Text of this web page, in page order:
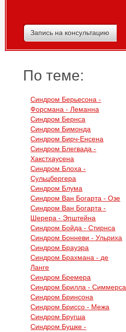
Запись на консультацию
По теме:
Синдром Берьесона -
Форсмана - Леманна
Синдром Бернса
Синдром Бимонда
Синдром Бирч-Енсена
Синдром Блегвада -
Хакстхаусена
Синдром Блоха -
Сульцбергера
Синдром Блума
Синдром Ван Богарта - Озе
Синдром Ван Богарта -
Шерера - Эпштейна
Синдром Бойда - Стирнса
Синдром Бонневи - Ульриха
Синдром Брауэра
Синдром Брахмана - де
Ланге
Синдром Бремера
Синдром Брилла - Симмерса
Синдром Бринсона
Синдром Бриссо - Межа
Синдром Бругша
Синдром Бушке -